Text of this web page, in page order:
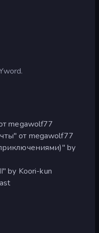
megawolf77
от megawolf77
by
by Koori-kun